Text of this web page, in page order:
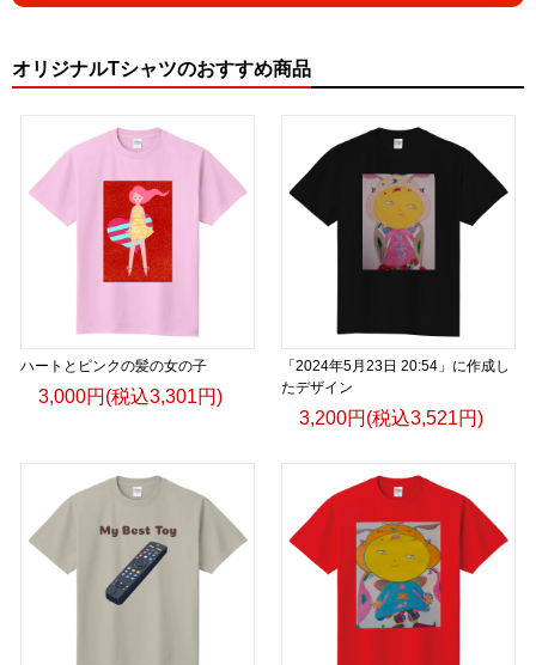
オリジナルTシャツのおすすめ商品
ハートとピンクの髪の女の子
3,000円(税込3,301円)
「2024年5月23日 20:54」に作成し
たデザイン
3,200円(税込3,521円)